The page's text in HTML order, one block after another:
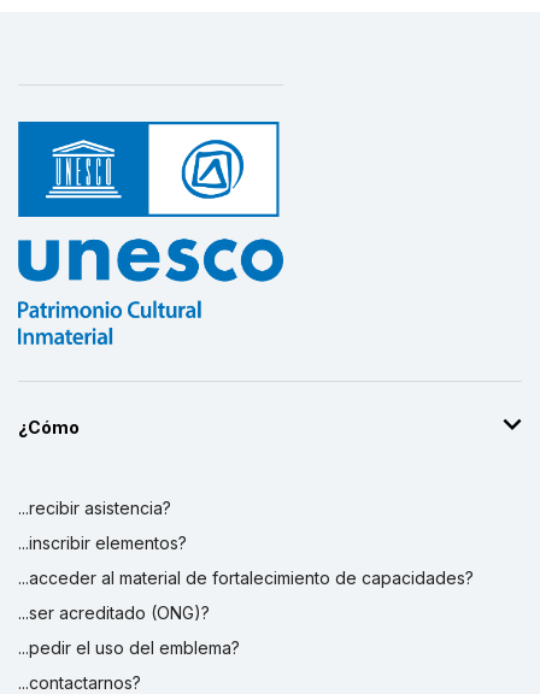
¿Cómo
...recibir asistencia?
...inscribir elementos?
...acceder al material de fortalecimiento de capacidades?
...ser acreditado (ONG)?
...pedir el uso del emblema?
...contactarnos?